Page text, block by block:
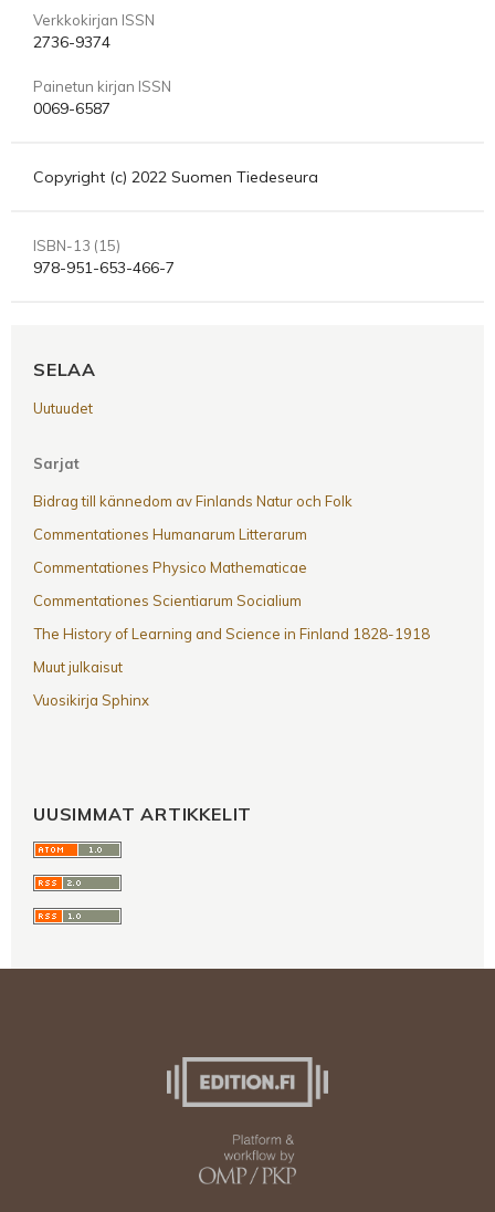
Verkkokirjan ISSN
2736-9374
Painetun kirjan ISSN
0069-6587
Copyright (c) 2022 Suomen Tiedeseura
ISBN-13 (15)
978-951-653-466-7
SELAA
Uutuudet
Sarjat
Bidrag till kännedom av Finlands Natur och Folk
Commentationes Humanarum Litterarum
Commentationes Physico Mathematicae
Commentationes Scientiarum Socialium
The History of Learning and Science in Finland 1828-1918
Muut julkaisut
Vuosikirja Sphinx
UUSIMMAT ARTIKKELIT